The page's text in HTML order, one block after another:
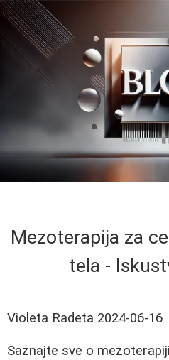
Mezoterapija za
tela -
Violeta Radeta 2024-06-16
Saznajte sve o